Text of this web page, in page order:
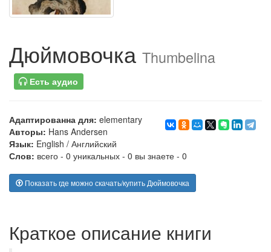
Дюймовочка Thumbelina
Есть аудио
Адаптированна для: elementary
Авторы: Hans Andersen
Язык: English / Английский
Слов: всего - 0 уникальных - 0 вы знаете - 0
Показать где можно скачать/купить Дюймовочка
Краткое описание книги